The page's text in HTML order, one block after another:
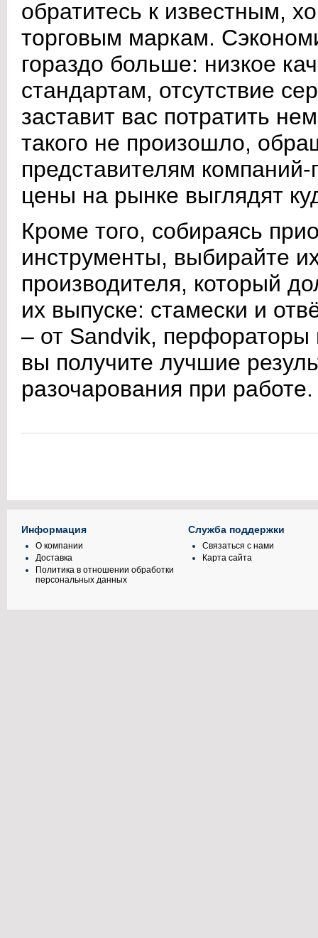
обратитесь к известным,
торговым маркам.
гораздо больше: низкое
стандартам, отсутствие
заставит вас потратить
такого не произошло,
представителям
цены на рынке выглядят
Кроме того, собираясь
инструменты, выбирайте
производителя, который
их выпуске: стамески и
– от Sandvik, перфораторы
вы получите лучшие
разочарования при работе.
Информация
О компании
Доставка
Политика в отношении обработки
персональных данных
Служба поддержки
Связаться с нами
Карта сайта